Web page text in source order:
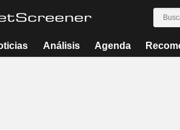
Análisis Agenda